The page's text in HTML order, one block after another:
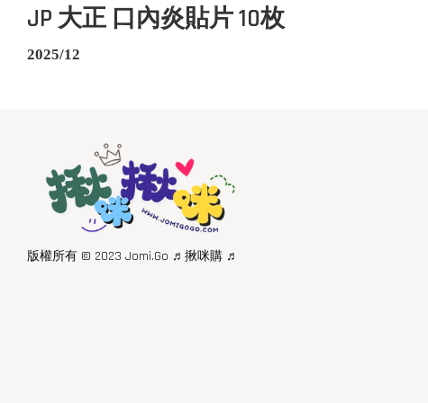
JP 大正 口內炎貼片 10枚
2025/12
版權所有 © 2023 Jomi.Go ♬揪咪購 ♬